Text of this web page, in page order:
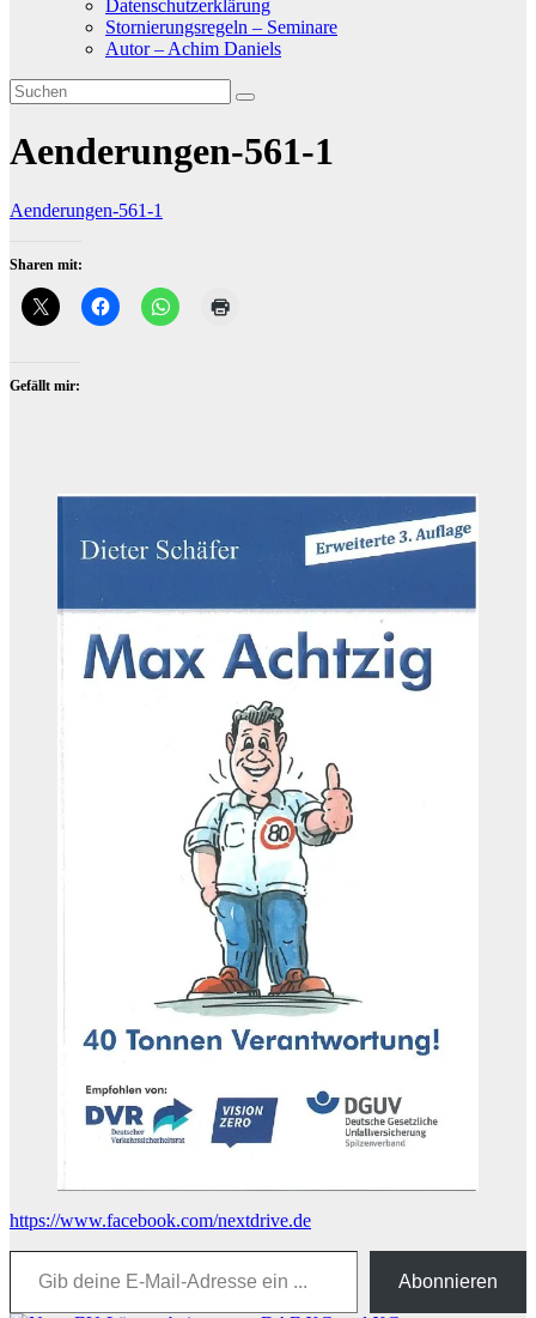
Datenschutzerklärung
Stornierungsregeln – Seminare
Autor – Achim Daniels
Aenderungen-561-1
Aenderungen-561-1
Sharen mit:
Gefällt mir:
https://www.facebook.com/nextdrive.de
Gib deine E-Mail-Adresse ein ...
Abonnieren